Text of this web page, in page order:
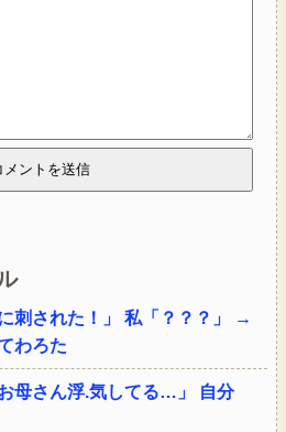
刺された！」 私「？？？」 →
わろた
母さん浮.気してる…」 自分